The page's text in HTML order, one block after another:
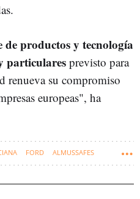
de productos y tecnología
particulares previsto para
renueva su compromiso
europeas", ha
FORD ALMUSSAFES